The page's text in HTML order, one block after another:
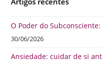
O Poder do
30/06/2026
Ansiedade: cuidar de si